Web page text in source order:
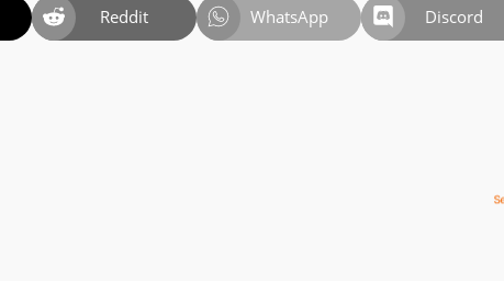
Reddit WhatsApp Discord